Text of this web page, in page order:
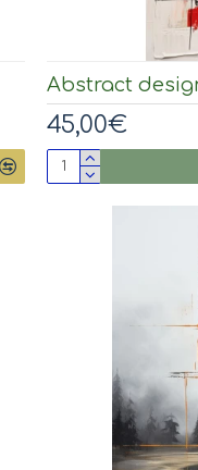
Abstract
45,00€